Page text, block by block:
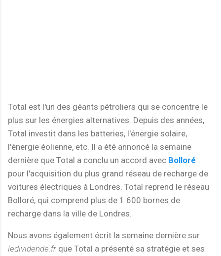
Total est l'un des géants pétroliers qui se concentre le
plus sur les énergies alternatives. Depuis des années,
Total investit dans les batteries, l'énergie solaire,
l'énergie éolienne, etc. Il a été annoncé la semaine
dernière que Total a conclu un accord avec Bolloré
pour l'acquisition du plus grand réseau de recharge de
voitures électriques à Londres. Total reprend le réseau
Bolloré, qui comprend plus de 1 600 bornes de
recharge dans la ville de Londres.
Nous avons également écrit la semaine dernière sur
ledividende.fr que Total a présenté sa stratégie et ses